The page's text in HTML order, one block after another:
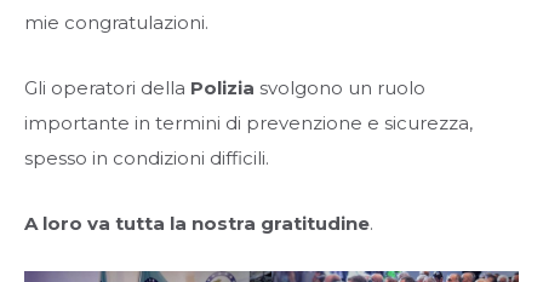
mie congratulazioni.
Gli operatori della Polizia svolgono un ruolo
importante in termini di prevenzione e sicurezza,
spesso in condizioni difficili.
A loro va tutta la nostra gratitudine.